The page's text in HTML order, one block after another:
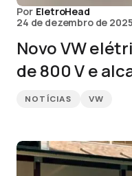
Por EletroHead
24 de dezembro de 2025
Novo VW
de 800 V e
NOTÍCIAS VW